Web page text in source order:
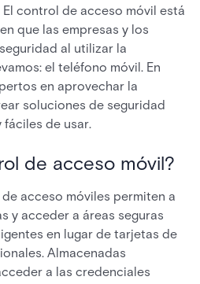
control de acceso móvil está
que las empresas y los
al utilizar la
el teléfono móvil. En
en aprovechar la
soluciones de seguridad
de usar.
de acceso móvil?
acceso móviles permiten a
y acceder a áreas seguras
en lugar de tarjetas de
Almacenadas
a las credenciales